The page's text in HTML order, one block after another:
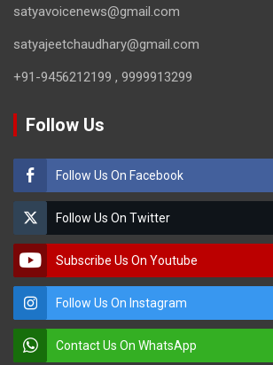
satyavoicenews@gmail.com
satyajeetchaudhary@gmail.com
+91-9456212199 , 9999913299
Follow Us
Follow Us On Facebook
Follow Us On Twitter
Subscribe Us On Youtube
Follow Us On Instagram
Contact Us On WhatsApp